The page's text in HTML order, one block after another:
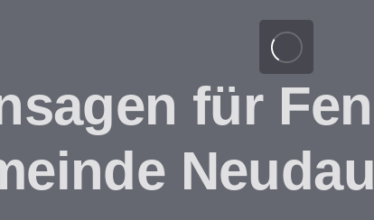
für
Neudau